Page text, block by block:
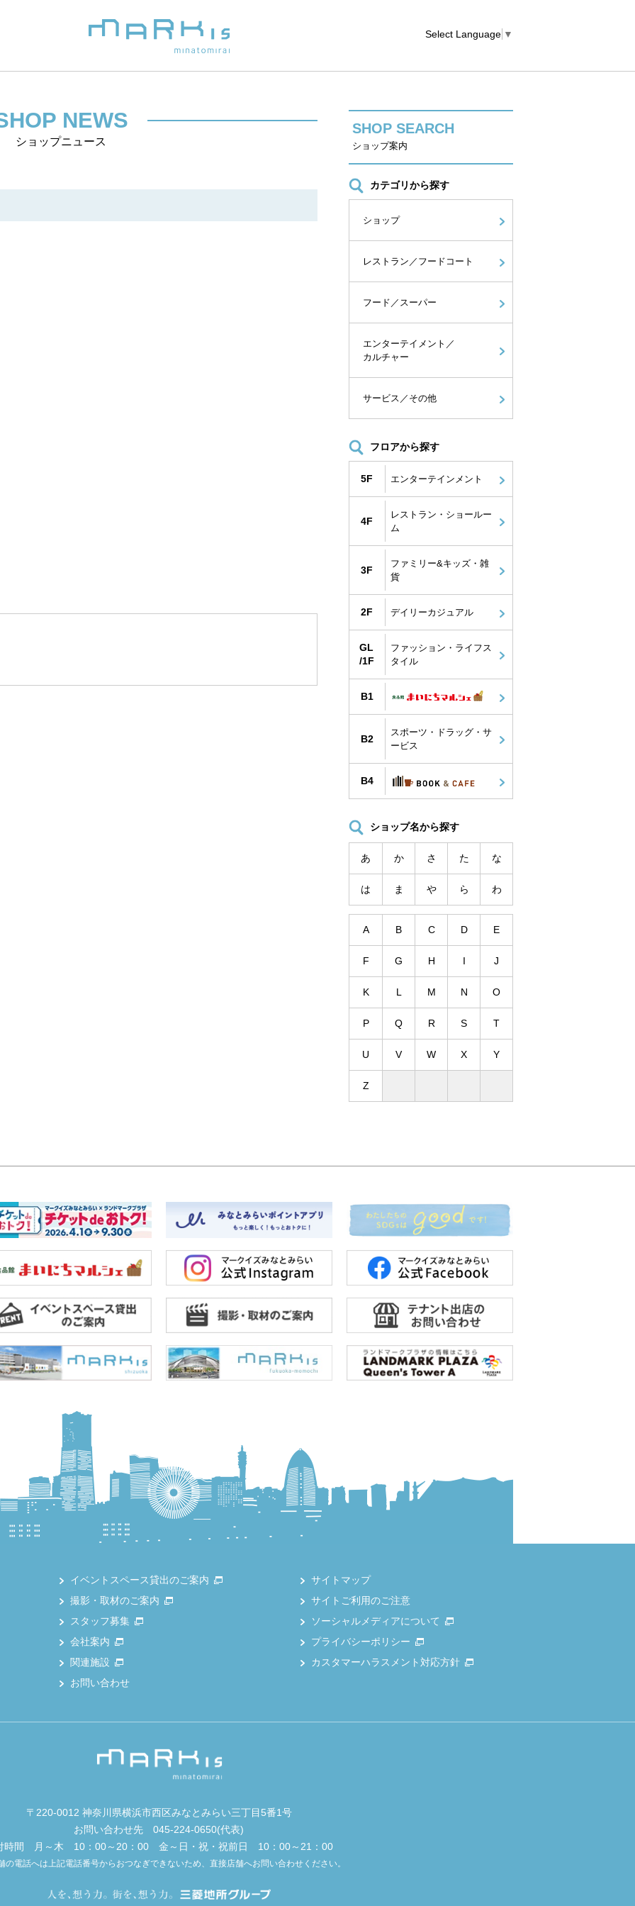
Select Language ▼
NEWS
ショップニュース
SHOP SEARCH
ショップ案内
カテゴリから探す
ショップ
レストラン／フードコート
フード／スーパー
エンターテイメント／
カルチャー
サービス／その他
フロアから探す
5F エンターテインメント
4F
レストラン・ショールー
ム
3F
ファミリー&キッズ・雑
貨
2F デイリーカジュアル
GL
/1F
ファッション・ライフス
タイル
B1
B2
スポーツ・ドラッグ・サ
ービス
B4
ショップ名から探す
あ か さ た な
は ま や ら わ
A B C D E
F G H I J
K L M N O
P Q R S T
U V W X Y
Z
イベントスペース貸出のご案内
撮影・取材のご案内
スタッフ募集
会社案内
関連施設
お問い合わせ
サイトマップ
サイトご利用のご注意
ソーシャルメディアについて
プライバシーポリシー
カスタマーハラスメント対応方針
〒220-0012 神奈川県横浜市西区みなとみらい三丁目5番1号
お問い合わせ先 045-224-0650(代表)
時間 月～木 10：00～20：00 金～日・祝・祝前日 10：00～21：00
の電話へは上記電話番号からおつなぎできないため、直接店舗へお問い合わせください。